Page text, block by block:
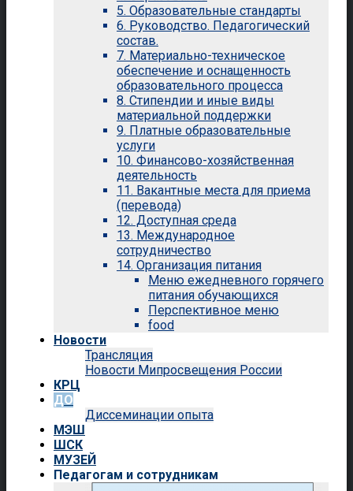
5. Образовательные стандарты
6. Руководство. Педагогический
состав.
7. Материально-техническое
обеспечение и оснащенность
образовательного процесса
8. Стипендии и иные виды
материальной поддержки
9. Платные образовательные
услуги
10. Финансово-хозяйственная
деятельность
11. Вакантные места для приема
(перевода)
12. Доступная среда
13. Международное
сотрудничество
14. Организация питания
Меню ежедневного горячего
питания обучающихся
Перспективное меню
food
Новости
Трансляция
Новости Мипросвещения России
КРЦ
ДО
Диссеминации опыта
МЭШ
ШСК
МУЗЕЙ
Педагогам и сотрудникам